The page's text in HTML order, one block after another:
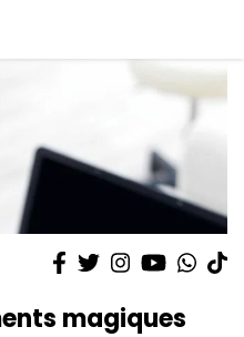
Facebook
TwitterInstagram
YouTube
magiques